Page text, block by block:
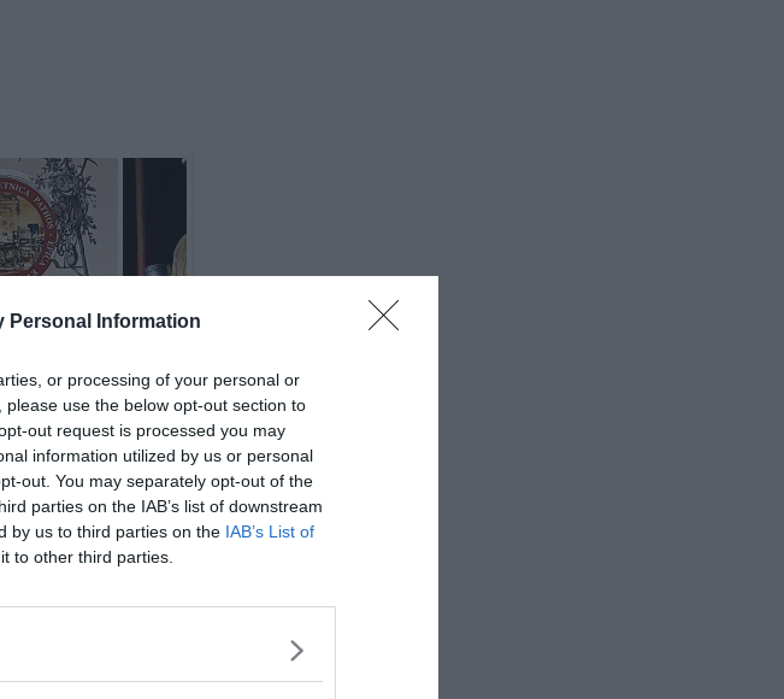
Personal Information
or processing of your personal or
use the below opt-out section to
out request is processed you may
information utilized by us or personal
out. You may separately opt-out of the
parties on the IAB’s list of downstream
by us to third parties on the IAB’s List of
to other third parties.